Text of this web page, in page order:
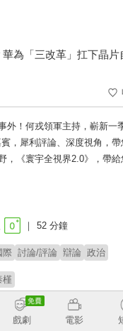
為「三改革」扛下晶片
外！何戎領軍主持，嶄新一
，犀利評論、深度視角，
，《寰宇全視界2.0》，帶
52 分鐘
際 討論/評論 辯論 政治
槿
戲劇 電影